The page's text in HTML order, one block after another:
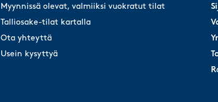
Myynnissä olevat, valmiiksi vuokratut tilat
Talliosake-tilat kartalla
Ota yhteyttä
Usein kysyttyä